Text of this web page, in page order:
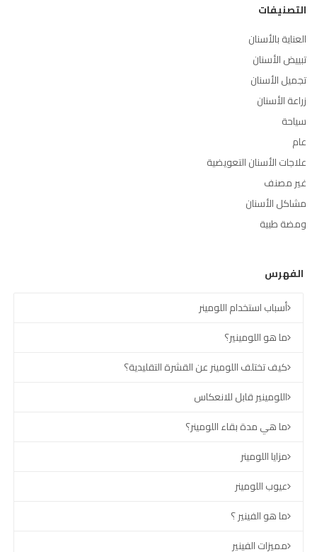
التصنيفات
العناية بالأسنان
تبييض الأسنان
تجميل الأسنان
زراعة الأسنان
سياحة
عام
علاجات الأسنان التعويضية
غير مصنف
مشاكل الأسنان
ومضة طبية
الفهرس
أسباب استخدام اللومينر
ما هو اللومينير؟
كيف تختلف اللومينر عن القشرة التقليدية؟
اللومينير قابل للانعكاس
ما هي مدة بقاء اللومينر؟
مزايا اللومينر
عيوب اللومينر
ما هو الفينير ؟
مميزات الفينير